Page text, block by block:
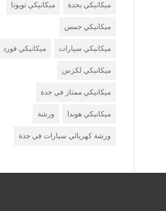
ميكانيكي بجدة ميكانيكي تويوتا
ميكانيكي جمس
ميكانيكي سيارات ميكانيكي فورد
ميكانيكي لكزس
ميكانيكي ممتاز في جدة
ميكانيكي هوندا ورشة
ورشة كهربائي سيارات في جدة